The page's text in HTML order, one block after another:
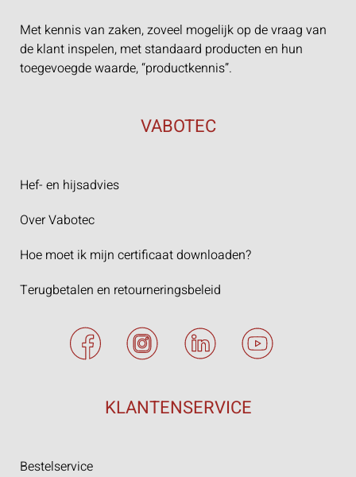
Met kennis van zaken, zoveel mogelijk op de vraag van
de klant inspelen, met standaard producten en hun
toegevoegde waarde, “productkennis”.
VABOTEC
Hef- en hijsadvies
Over Vabotec
Hoe moet ik mijn certificaat downloaden?
Terugbetalen en retourneringsbeleid
KLANTENSERVICE
Bestelservice